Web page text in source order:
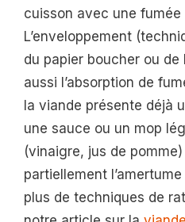
cuisson avec une fumée
L’enveloppement
du papier boucher ou de
aussi l’absorption de
la viande présente déjà
une sauce ou un mop
(vinaigre, jus de
partiellement
plus de techniques de